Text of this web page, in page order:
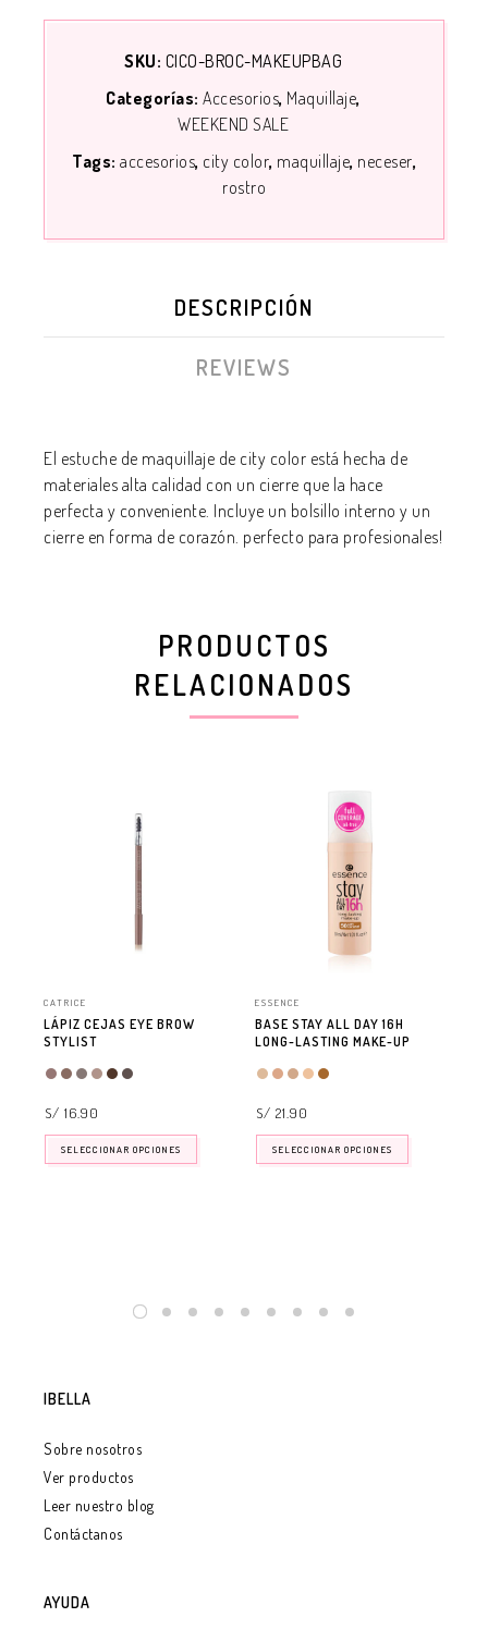
SKU: CICO-BROC-MAKEUPBAG
Categorías:Accesorios Maquillaje
WEEKEND SALE
Tags: accesorios city color maquillaje neceser
rostro
DESCRIPCIÓN
REVIEWS
El estuche de maquillaje de city color está hecha de
materiales alta calidad con un cierre que la hace
perfecta y conveniente. Incluye un bolsillo interno y un
cierre en forma de corazón. perfecto para profesionales!
PRODUCTOS
RELACIONADOS
CATRICE
LÁPIZ CEJAS EYE BROW
STYLIST
S/ 16.90
SELECCIONAR OPCIONES
ESSENCE
BASE STAY ALL DAY 16H
LONG-LASTING MAKE-UP
S/ 21.90
SELECCIONAR OPCIONES
IBELLA
Sobre nosotros
Ver productos
Leer nuestro blog
Contáctanos
AYUDA